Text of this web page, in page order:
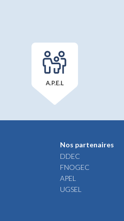
Nos partenaires
DDEC
FNOGEC
APEL
UGSEL